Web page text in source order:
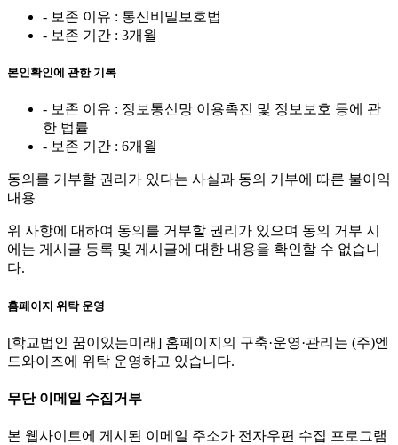
- 보존 이유 : 통신비밀보호법
- 보존 기간 : 3개월
본인확인에 관한 기록
- 보존 이유 : 정보통신망 이용촉진 및 정보보호 등에 관
한 법률
- 보존 기간 : 6개월
동의를 거부할 권리가 있다는 사실과 동의 거부에 따른 불이익
내용
위 사항에 대하여 동의를 거부할 권리가 있으며 동의 거부 시
에는 게시글 등록 및 게시글에 대한 내용을 확인할 수 없습니
다.
홈페이지 위탁 운영
[학교법인 꿈이있는미래] 홈페이지의 구축·운영·관리는 (주)엔
드와이즈에 위탁 운영하고 있습니다.
무단 이메일 수집거부
본 웹사이트에 게시된 이메일 주소가 전자우편 수집 프로그램